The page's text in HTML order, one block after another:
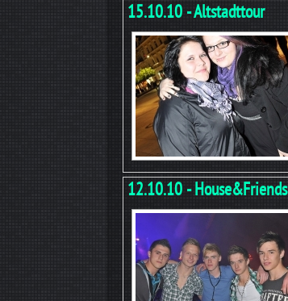
15.10.10 - Altstadttour
12.10.10 - House&Friends